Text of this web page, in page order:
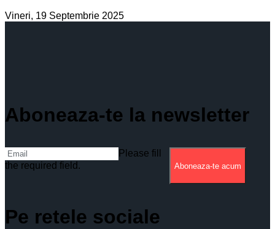
Vineri, 19 Septembrie 2025
Aboneaza-te la newsletter
Please fill
the required field.
Aboneaza-te acum
Pe retele sociale